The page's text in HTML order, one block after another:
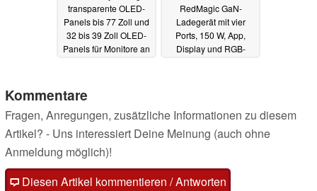
transparente OLED-
Panels bis 77 Zoll und
32 bis 39 Zoll OLED-
Panels für Monitore an
RedMagic GaN-
Ladegerät mit vier
Ports, 150 W, App,
Display und RGB-
Kommentare
Fragen, Anregungen, zusätzliche Informationen zu diesem
Artikel? - Uns interessiert Deine Meinung (auch ohne
Anmeldung möglich)!
Diesen Artikel kommentieren / Antworten